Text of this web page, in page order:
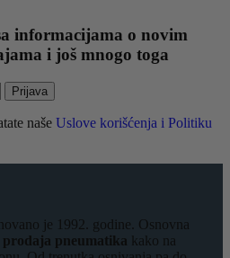
informacijama o novim
i još mnogo toga
Prijava
naše Uslove korišćenja i Politiku
je 1992. godine. Osnovna
prodaja pneumatika kako na